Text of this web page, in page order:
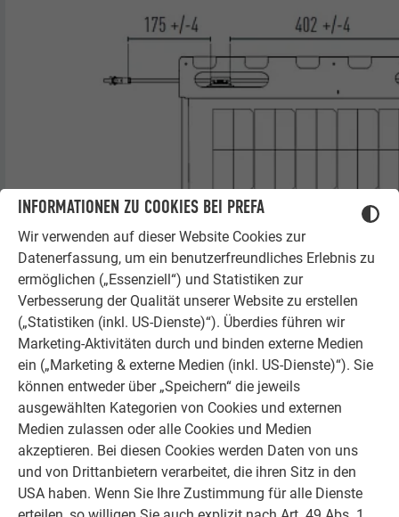
INFORMATIONEN ZU COOKIES BEI PREFA
Wir verwenden auf dieser Website Cookies zur
Datenerfassung, um ein benutzerfreundliches Erlebnis zu
ermöglichen („Essenziell“) und Statistiken zur
Verbesserung der Qualität unserer Website zu erstellen
(„Statistiken (inkl. US-Dienste)“). Überdies führen wir
Marketing-Aktivitäten durch und binden externe Medien
ein („Marketing & externe Medien (inkl. US-Dienste)“). Sie
können entweder über „Speichern“ die jeweils
ausgewählten Kategorien von Cookies und externen
Medien zulassen oder alle Cookies und Medien
akzeptieren. Bei diesen Cookies werden Daten von uns
und von Drittanbietern verarbeitet, die ihren Sitz in den
USA haben. Wenn Sie Ihre Zustimmung für alle Dienste
Zeichnung Solardachplatte klein
ELEKTRISCHE EIGENSCHAFTEN BEI STC*
Nennleistung PMPP 43 Wp